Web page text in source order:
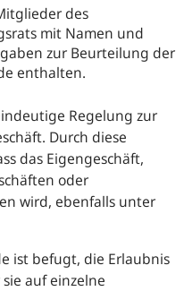
des
mit Namen und
zur Beurteilung der
enthalten.
Regelung zur
Durch diese
das Eigengeschäft,
oder
wird, ebenfalls unter
ist befugt, die Erlaubnis
auf einzelne